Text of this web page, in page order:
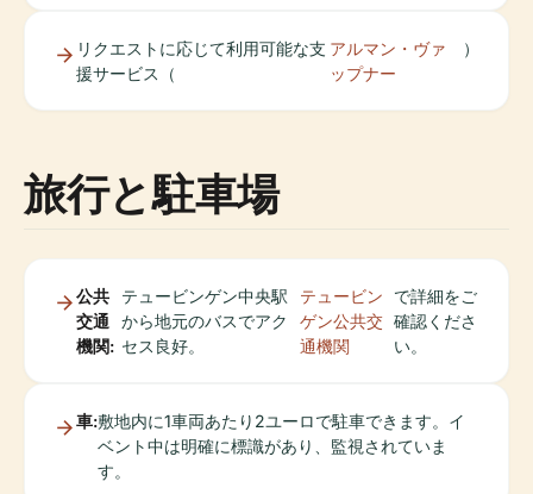
リクエストに応じて利用可能な支
援サービス（
アルマン・ヴァ
ップナー
）
旅行と駐車場
公共
交通
機関:
テュービンゲン中央駅
から地元のバスでアク
セス良好。
テュービン
ゲン公共交
通機関
で詳細をご
確認くださ
い。
車:敷地内に1車両あたり2ユーロで駐車できます。イ
ベント中は明確に標識があり、監視されていま
す。